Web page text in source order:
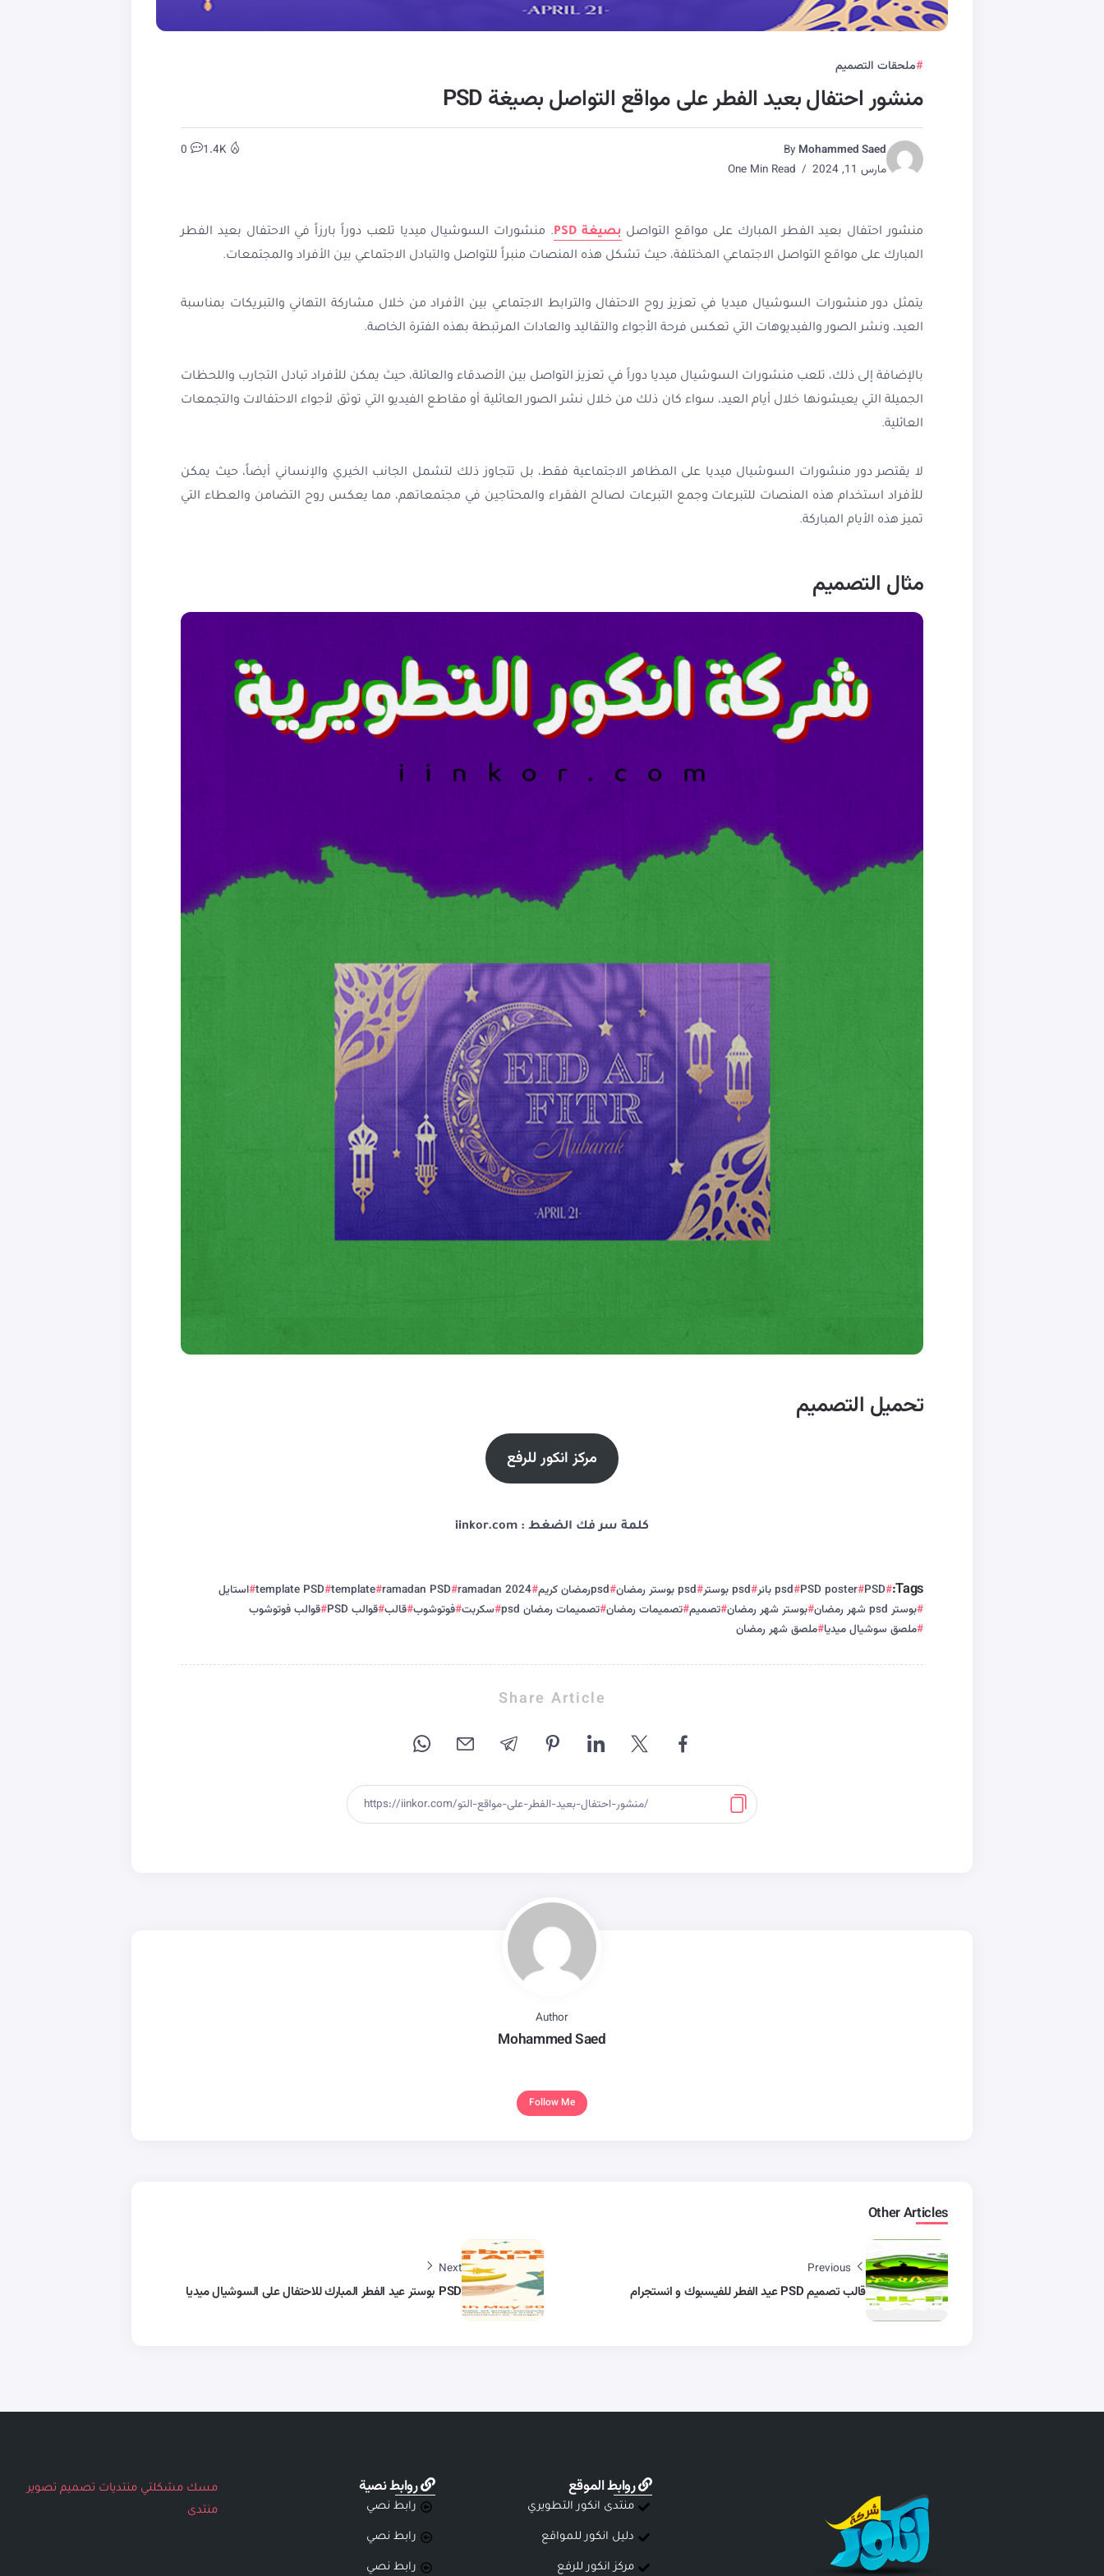
ملحقات التصميم
منشور احتفال بعيد الفطر على مواقع التواصل بصيغة PSD
By Mohammed Saed
مارس 11, 2024
1.4K
0
منشور احتفال بعيد الفطر المبارك على مواقع التواصل بصيغة PSD
. منشورات السوشيال ميديا تلعب دوراً بارزاً في الاحتفال بعيد الفطر
المبارك على مواقع التواصل الاجتماعي المختلفة، حيث تشكل هذه المنصات منبراً للتواصل والتبادل الاجتماعي بين الأفراد والمجتمعات.
يتمثل دور منشورات السوشيال ميديا في تعزيز روح الاحتفال والترابط الاجتماعي بين الأفراد من خلال مشاركة التهاني والتبريكات بمناسبة
العيد، ونشر الصور والفيديوهات التي تعكس فرحة الأجواء والتقاليد والعادات المرتبطة بهذه الفترة الخاصة.
بالإضافة إلى ذلك، تلعب منشورات السوشيال ميديا دوراً في تعزيز التواصل بين الأصدقاء والعائلة، حيث يمكن للأفراد تبادل التجارب واللحظات
الجميلة التي يعيشونها خلال أيام العيد، سواء كان ذلك من خلال نشر الصور العائلية أو مقاطع الفيديو التي توثق لأجواء الاحتفالات والتجمعات
العائلية.
لا يقتصر دور منشورات السوشيال ميديا على المظاهر الاجتماعية فقط، بل تتجاوز ذلك لتشمل الجانب الخيري والإنساني أيضاً، حيث يمكن
للأفراد استخدام هذه المنصات للتبرعات وجمع التبرعات لصالح الفقراء والمحتاجين في مجتمعاتهم، مما يعكس روح التضامن والعطاء التي
تميز هذه الأيام المباركة.
مثال التصميم
تحميل التصميم
مركز انكور للرفع
كلمة سر فك الضغط : iinkor.com
Tags:
PSD
PSD poster psd بانر psd بوستر psd بوستر رمضان psdرمضان كريم ramadan 2024
ramadan PSD
template
template PSD استايل
بوستر psd شهر رمضان
بوستر شهر رمضان تصميم تصميمات رمضان تصميمات رمضان psd سكربت فوتوشوب قالب قوالب PSD
قوالب فوتوشوب
ملصق سوشيال ميديا ملصق شهر رمضان
Share Article
Author
Mohammed Saed
Follow Me
Other Articles
Previous
قالب تصميم PSD عيد الفطر للفيسبوك و انستجرام
Next
PSD بوستر عيد الفطر المبارك للاحتفال على السوشيال ميديا
روابط الموقع
منتدى انكور التطويري
دليل انكور للمواقع
مركز انكور للرفع
روابط نصية
رابط نصي
رابط نصي
رابط نصي
مسك مشكلتي منتديات تصميم تصوير
منتدى